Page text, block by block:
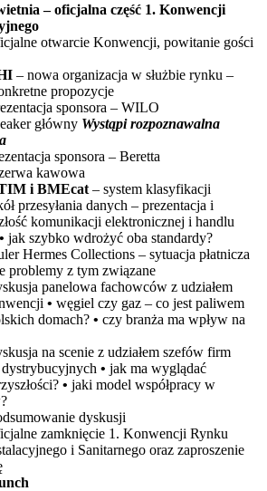
– oficjalna część 1. Konwencji
otwarcie Konwencji, powitanie gości
– nowa organizacja w służbie rynku –
propozycje
sponsora – WILO
główny Wystąpi rozpoznawalna
sponsora – Beretta
kawowa
i BMEcat – system klasyfikacji
przesyłania danych – prezentacja i
komunikacji elektronicznej i handlu
• jak szybko wdrożyć oba standardy?
Hermes Collections – sytuacja płatnicza
problemy z tym związane
panelowa fachowców z udziałem
• węgiel czy gaz – co jest paliwem
domach? • czy branża ma wpływ na
na scenie z udziałem szefów firm
• jak ma wyglądać
• jaki model współpracy w
dyskusji
zamknięcie 1. Konwencji Rynku
i Sanitarnego oraz zaproszenie